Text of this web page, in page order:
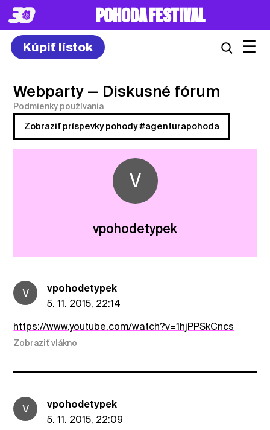
POHODA FESTIVAL
Kúpiť lístok ☰
Webparty — Diskusné fórum
Podmienky používania
Zobraziť príspevky pohody #agenturapohoda
V
vpohodetypek
V
vpohodetypek
5. 11. 2015, 22:14
https://www.youtube.com/watch?v=1hjPPSkCncs
Zobraziť vlákno
V
vpohodetypek
5. 11. 2015, 22:09